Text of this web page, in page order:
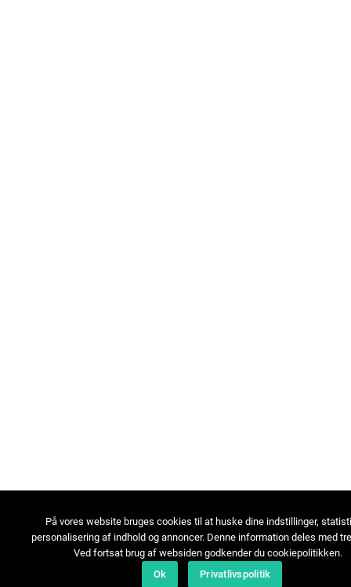
På vores website bruges cookies til at huske dine indstillinger,
personalisering af indhold og annoncer. Denne information deles med
Ved fortsat brug af websiden godkender du cookiepolitikken.
Ok
Privatlivspolitik